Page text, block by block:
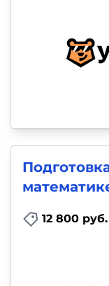
12 800 руб.